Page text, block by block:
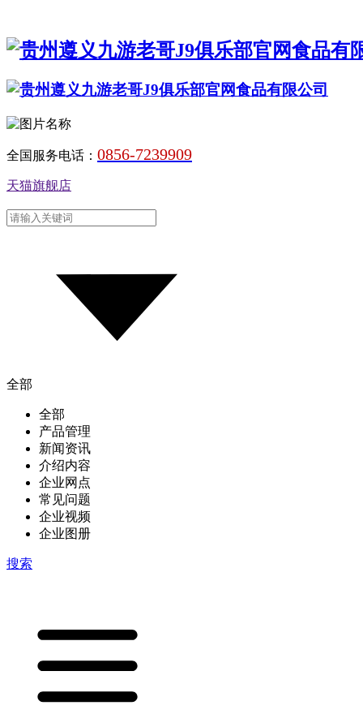
全国服务电话： 0856-7239909
天猫旗舰店
全部
全部
产品管理
新闻资讯
介绍内容
企业网点
常见问题
企业视频
企业图册
搜索